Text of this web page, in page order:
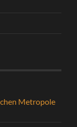
Metropole